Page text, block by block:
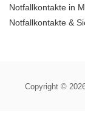
Notfallkontakte in
Notfallkontakte &
Copyright ©